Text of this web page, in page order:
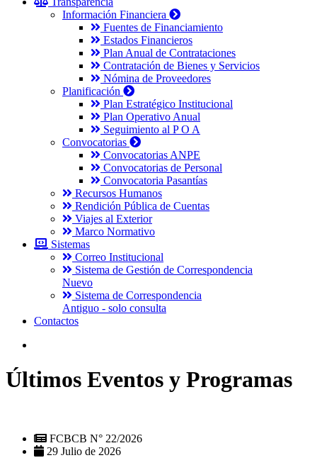
Información Financiera
Fuentes de Financiamiento
Estados Financieros
Plan Anual de Contrataciones
Contratación de Bienes y Servicios
Nómina de Proveedores
Planificación
Plan Estratégico Institucional
Plan Operativo Anual
Seguimiento al P O A
Convocatorias
Convocatorias ANPE
Convocatorias de Personal
Convocatoria Pasantías
Recursos Humanos
Rendición Pública de Cuentas
Viajes al Exterior
Marco Normativo
Sistemas
Correo Institucional
Sistema de Gestión de Correspondencia
Nuevo
Sistema de Correspondencia
Antiguo - solo consulta
Contactos
Últimos Eventos y Programas
FCBCB N° 22/2026
29 Julio de 2026